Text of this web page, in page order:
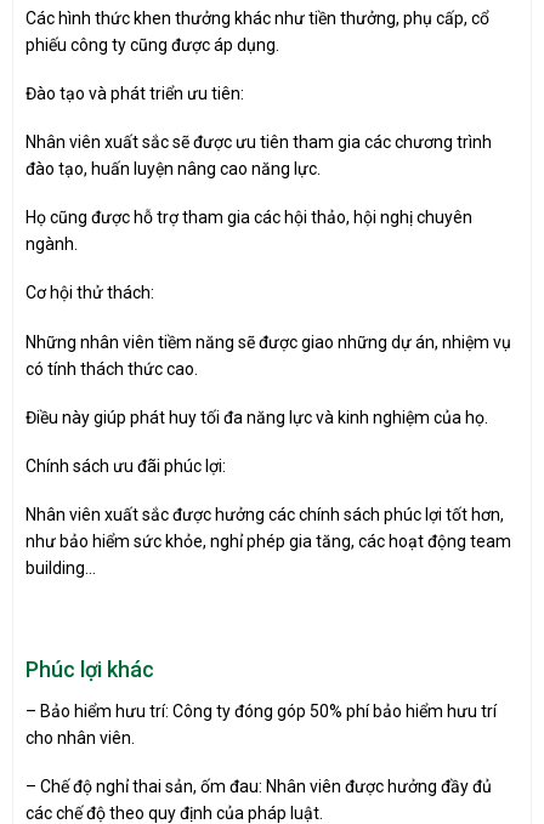
Các hình thức khen thưởng khác như tiền thưởng, phụ cấp, cổ
phiếu công ty cũng được áp dụng.
Đào tạo và phát triển ưu tiên:
Nhân viên xuất sắc sẽ được ưu tiên tham gia các chương trình
đào tạo, huấn luyện nâng cao năng lực.
Họ cũng được hỗ trợ tham gia các hội thảo, hội nghị chuyên
ngành.
Cơ hội thử thách:
Những nhân viên tiềm năng sẽ được giao những dự án, nhiệm vụ
có tính thách thức cao.
Điều này giúp phát huy tối đa năng lực và kinh nghiệm của họ.
Chính sách ưu đãi phúc lợi:
Nhân viên xuất sắc được hưởng các chính sách phúc lợi tốt hơn,
như bảo hiểm sức khỏe, nghỉ phép gia tăng, các hoạt động team
building…
Phúc lợi khác
– Bảo hiểm hưu trí: Công ty đóng góp 50% phí bảo hiểm hưu trí
cho nhân viên.
– Chế độ nghỉ thai sản, ốm đau: Nhân viên được hưởng đầy đủ
các chế độ theo quy định của pháp luật.